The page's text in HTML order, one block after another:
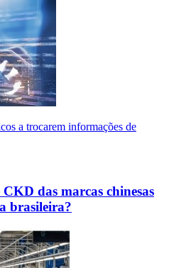
a trocarem informações de
das marcas chinesas
brasileira?